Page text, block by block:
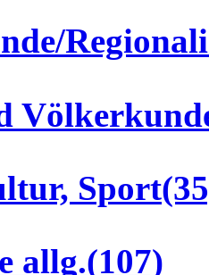
Sport
allg.(107)